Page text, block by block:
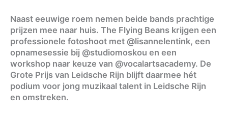
Naast eeuwige roem nemen beide bands prachtige
prijzen mee naar huis. The Flying Beans krijgen een
professionele fotoshoot met @lisannelentink, een
opnamesessie bij @studiomoskou en een
workshop naar keuze van @vocalartsacademy. De
Grote Prijs van Leidsche Rijn blijft daarmee hét
podium voor jong muzikaal talent in Leidsche Rijn
en omstreken.